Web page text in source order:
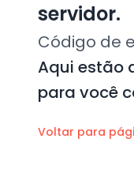
servidor.
Código de
Aqui estão
para você
Voltar para